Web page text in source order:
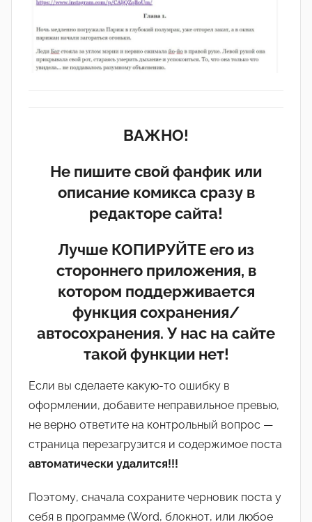
ВАЖНО!
Не пишите свой фанфик или
описание комикса сразу в
редакторе сайта!
Лучше КОПИРУЙТЕ его из
стороннего приложения, в
котором поддерживается
функция сохранения/
автосохранения. У нас на сайте
такой функции нет!
Если вы сделаете какую-то ошибку в
оформлении, добавите неправильное превью,
не верно ответите на контрольный вопрос —
страница перезагрузится и содержимое поста
автоматически удалится!!!
Поэтому, сначала сохраните черновик поста у
себя в программе (Word, блокнот, или любое